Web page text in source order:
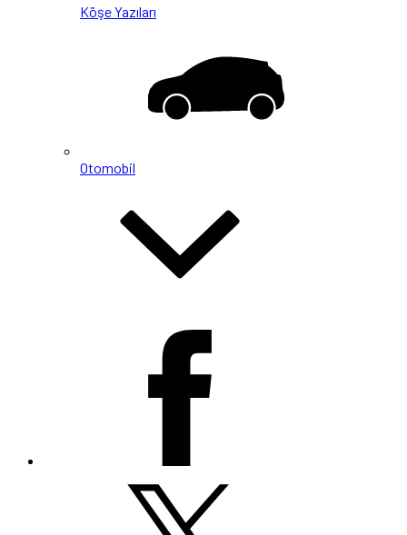
Köşe Yazıları
Otomobil